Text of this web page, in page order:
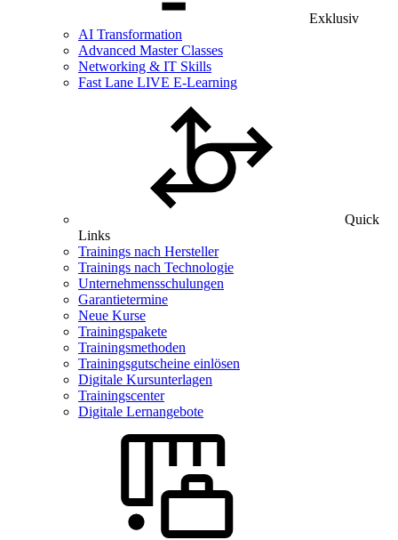
Exklusiv
AI Transformation
Advanced Master Classes
Networking & IT Skills
Fast Lane LIVE E-Learning
Quick
Links
Trainings nach Hersteller
Trainings nach Technologie
Unternehmensschulungen
Garantietermine
Neue Kurse
Trainingspakete
Trainingsmethoden
Trainingsgutscheine einlösen
Digitale Kursunterlagen
Trainingscenter
Digitale Lernangebote